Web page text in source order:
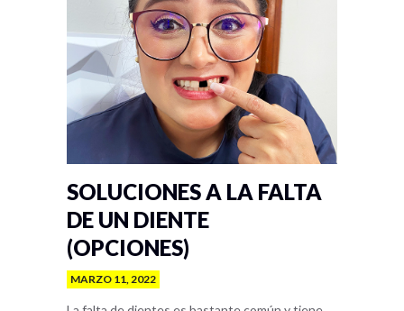
SOLUCIONES A LA FALTA
DE UN DIENTE
(OPCIONES)
MARZO 11, 2022